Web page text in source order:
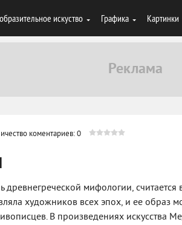
искуство Графика Картинки
коментариев: 0
древнегреческой мифологии,
художников всех эпох, и ее образ
В произведениях искусства